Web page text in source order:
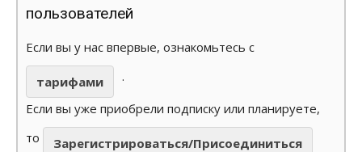
пользователей
Если вы у нас впервые, ознакомьтесь с
тарифами
.
Если вы уже приобрели подписку или планируете,
то
Зарегистрироваться/Присоединиться